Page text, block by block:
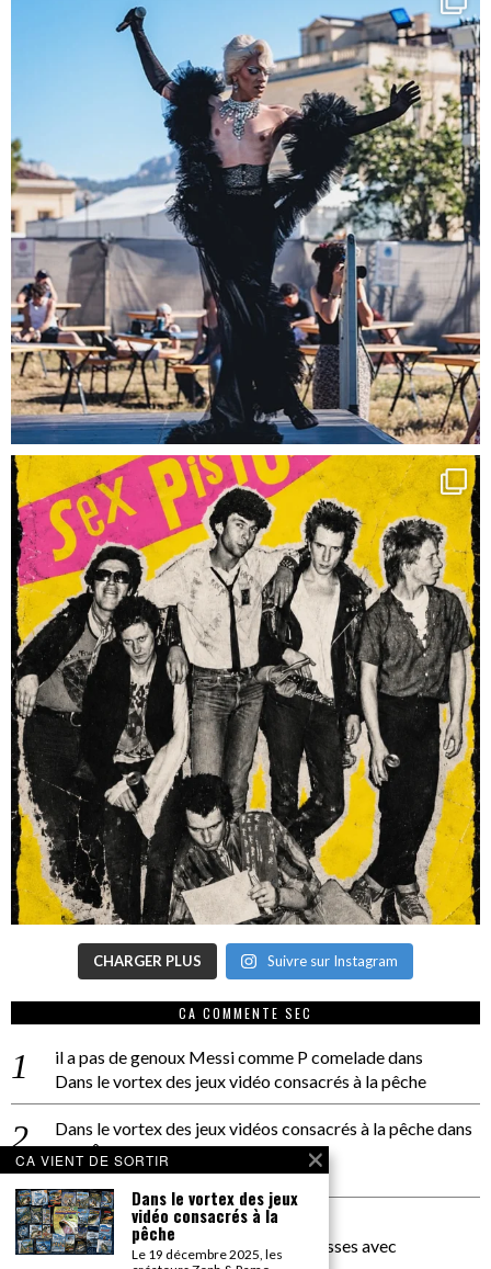
CHARGER PLUS Suivre sur Instagram
CA COMMENTE SEC
il a pas de genoux Messi comme P comeladedans
Dans le vortex des jeux vidéo consacrés à la pêche
Dans le vortex des jeux vidéos consacrés à la pêchedans
PACÔME THIELLEMENT
La séance d’Hip Gnose
La Patrie
dans
On a parlé Dolce Vita et lutte des classes avec
CA VIENT DE SORTIR
Dans le vortex des jeux
vidéo consacrés à la
pêche
Le 19 décembre 2025, les